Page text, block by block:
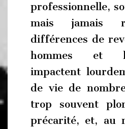
professionnelle,
mais jamais
différences de
hommes et
impactent
de vie de
trop souvent
précarité, et, au